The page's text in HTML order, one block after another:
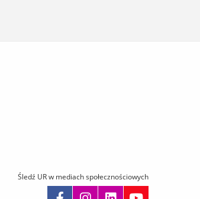
Śledź UR w mediach społecznościowych